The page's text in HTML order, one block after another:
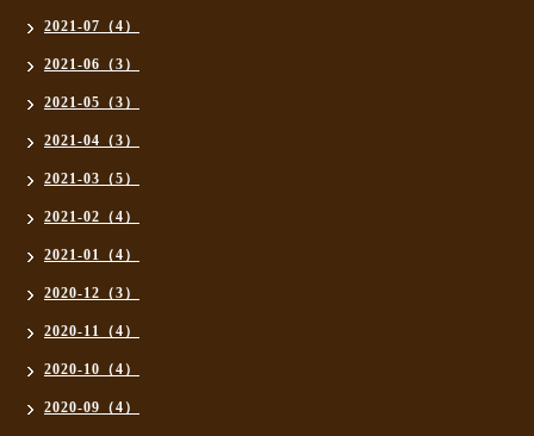
2021-07（4）
2021-06（3）
2021-05（3）
2021-04（3）
2021-03（5）
2021-02（4）
2021-01（4）
2020-12（3）
2020-11（4）
2020-10（4）
2020-09（4）